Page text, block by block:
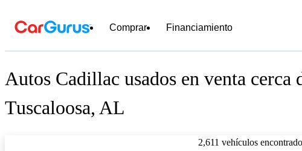
Comprar Financiamiento
Autos Cadillac usados en venta cerca
Tuscaloosa, AL
2,611 vehículos